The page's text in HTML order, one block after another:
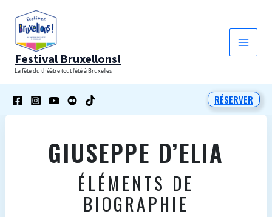
contenu
Festival Bruxellons!
La fête du théâtre tout l'été à Bruxelles
RÉSERVER
GIUSEPPE D’ELIA
ÉLÉMENTS DE
BIOGRAPHIE